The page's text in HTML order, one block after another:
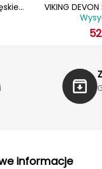
GTX
VIKING
męskie
52
informacje